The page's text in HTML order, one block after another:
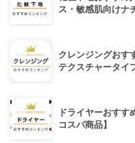
ス・敏感肌向けナ
クレンジングおす
テクスチャータイ
ドライヤーおすす
コスパ商品】